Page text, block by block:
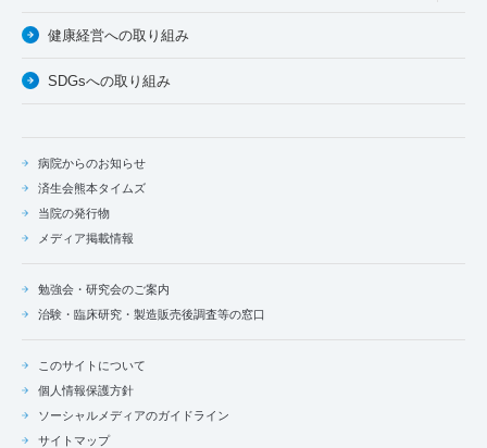
病院からのお知らせ
済生会熊本タイムズ
当院の発行物
メディア掲載情報
勉強会・研究会のご案内
治験・臨床研究・製造販売後調査等の窓口
このサイトについて
個人情報保護方針
ソーシャルメディアのガイドライン
サイトマップ
健康経営への取り組み
SDGsへの取り組み